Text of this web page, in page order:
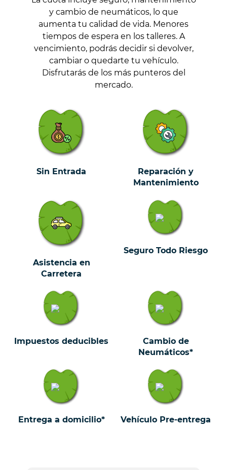
y cambio de neumáticos, lo que
aumenta tu calidad de vida. Menores
tiempos de espera en los talleres. A
vencimiento, podrás decidir si devolver,
cambiar o quedarte tu vehículo.
Disfrutarás de los más punteros del
mercado.
Sin Entrada
Reparación y
Mantenimiento
Asistencia en
Carretera
Seguro Todo Riesgo
Impuestos deducibles
Cambio de
Neumáticos*
Entrega a domicilio* Vehículo Pre-entrega